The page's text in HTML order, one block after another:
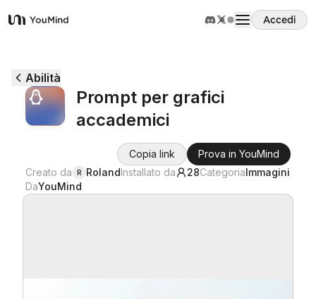
YouMind
Accedi
Casi d'uso
Prompt
Abilità
Prompt per grafici
accademici
Copia link
Prova in YouMind
Creato da
R RolandInstallato da 28CategoriaImmagini
DaYouMind